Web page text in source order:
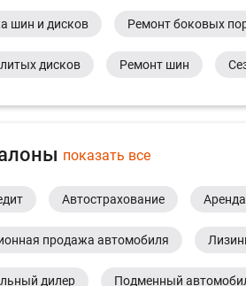
шин и дисков Ремонт боковых
дисков Ремонт шин
показать все
Автострахование
продажа автомобиля
дилер Подменный